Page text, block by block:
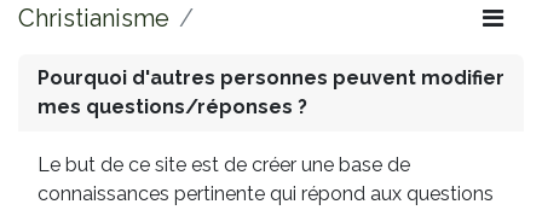
Christianisme
Pourquoi d'autres personnes peuvent modifier
mes questions/réponses ?
Le but de ce site est de créer une base de
connaissances pertinente qui répond aux questions